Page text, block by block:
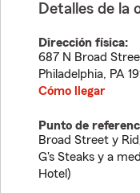
Detalles de la
Dirección física:
687 N Broad
Philadelphia, PA
Cómo llegar
Punto de
Broad Street y
G's Steaks y a
Hotel)